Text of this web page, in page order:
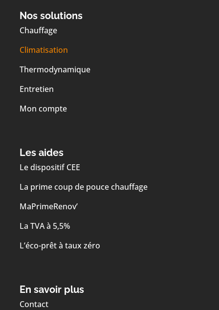
Nos solutions
Chauffage
Climatisation
Thermodynamique
Entretien
Mon compte
Les aides
Le dispositif CEE
La prime coup de pouce chauffage
MaPrimeRenov’
La TVA à 5,5%
L’éco-prêt à taux zéro
En savoir plus
Contact